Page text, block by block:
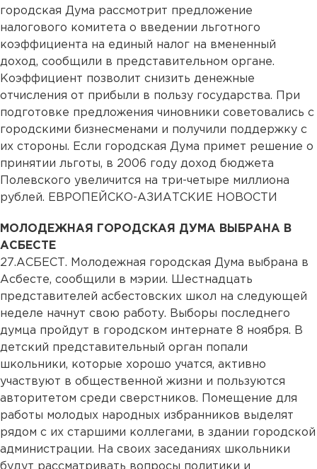
городская Дума рассмотрит предложение
налогового комитета о введении льготного
коэффициента на единый налог на вмененный
доход, сообщили в представительном органе.
Коэффициент позволит снизить денежные
отчисления от прибыли в пользу государства. При
подготовке предложения чиновники советовались с
городскими бизнесменами и получили поддержку с
их стороны. Если городская Дума примет решение о
принятии льготы, в 2006 году доход бюджета
Полевского увеличится на три-четыре миллиона
рублей. ЕВРОПЕЙСКО-АЗИАТСКИЕ НОВОСТИ
МОЛОДЕЖНАЯ ГОРОДСКАЯ ДУМА ВЫБРАНА В
АСБЕСТЕ
27.АСБЕСТ. Молодежная городская Дума выбрана в
Асбесте, сообщили в мэрии. Шестнадцать
представителей асбестовских школ на следующей
неделе начнут свою работу. Выборы последнего
думца пройдут в городском интернате 8 ноября. В
детский представительный орган попали
школьники, которые хорошо учатся, активно
участвуют в общественной жизни и пользуются
авторитетом среди сверстников. Помещение для
работы молодых народных избранников выделят
рядом с их старшими коллегами, в здании городской
администрации. На своих заседаниях школьники
будут рассматривать вопросы политики и